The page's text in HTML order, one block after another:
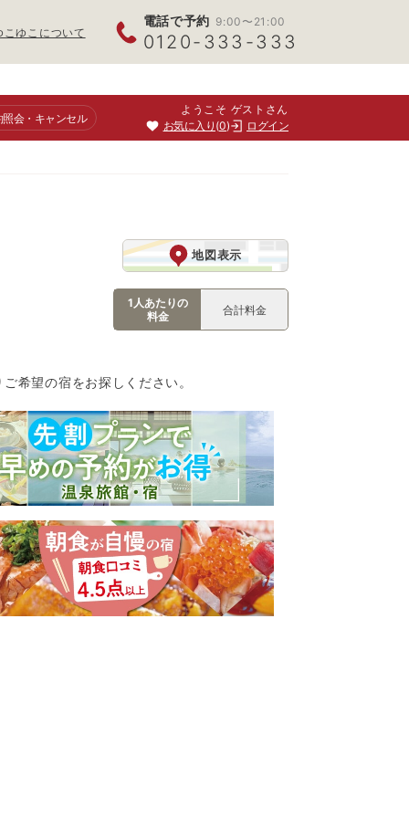
こゆこについて
電話で予約 9:00〜21:00
0120-333-333
照会・キャンセル
ようこそ ゲストさん
お気に入り 0 ログイン
地図表示
1人あたりの
料金
合計料金
希望の宿をお探しください。